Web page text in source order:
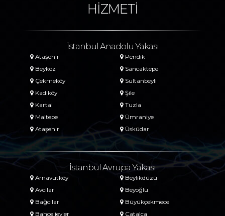
HİZMETİ
İstanbul Anadolu Yakası
Ataşehir
Beykoz
Çekmeköy
Kadıköy
Kartal
Maltepe
Ataşehir
Pendik
Sancaktepe
Sultanbeyli
Şile
Tuzla
Ümraniye
Üsküdar
İstanbul Avrupa Yakası
Arnavutköy
Avcılar
Bağcılar
Bahçelievler
Beylikdüzü
Beyoğlu
Büyükçekmece
Çatalca